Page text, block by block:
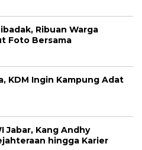
Ribuan Warga
Foto Bersama
KDM Ingin Kampung Adat
Jabar, Kang Andhy
hingga Karier